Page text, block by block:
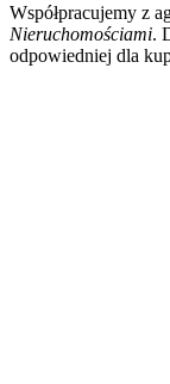
Współpracujemy z
Nieruchomościami.
odpowiedniej dla